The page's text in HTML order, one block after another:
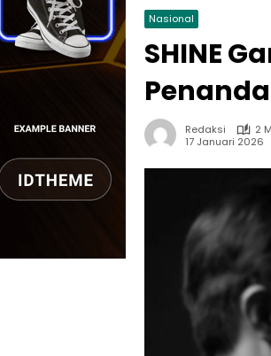
Nasional
SHINE
Redaksi
2
17 Januari 2026